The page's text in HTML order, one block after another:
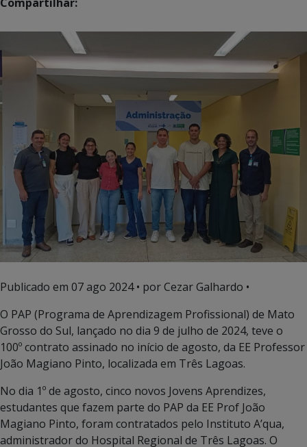
Publicado em 07 ago 2024• por Cezar Galhardo •
O PAP (Programa de Aprendizagem Profissional) de Mato
Grosso do Sul, lançado no dia 9 de julho de 2024, teve o
100º contrato assinado no início de agosto, da EE Professor
João Magiano Pinto, localizada em Três Lagoas.
No dia 1º de agosto, cinco novos Jovens Aprendizes,
estudantes que fazem parte do PAP da EE Prof João
Magiano Pinto, foram contratados pelo Instituto A’qua,
administrador do Hospital Regional de Três Lagoas. O